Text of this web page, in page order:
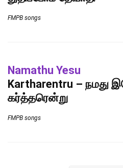
FMPB songs
Namathu Yesu
Kartharentru – நமது
கர்த்தரென்று
FMPB songs